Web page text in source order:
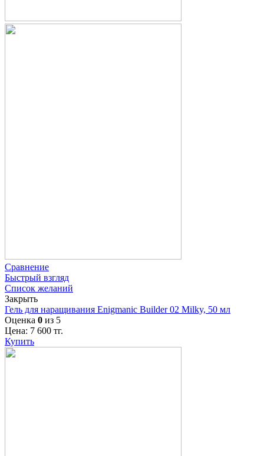
Сравнение
Быстрый взгляд
Список желаний
Закрыть
Гель для наращивания Enigmanic Builder 02 Milky, 50 мл
Оценка 0 из 5
Цена: 7 600 тг.
Купить